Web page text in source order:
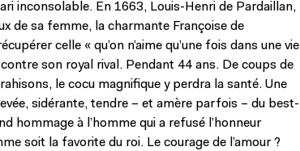
inconsolable. En 1663, Louis-Henri de Pardaillan,
de sa femme, la charmante Françoise de
celle « qu’on n’aime qu’une fois dans une vie
son royal rival. Pendant 44 ans. De coups de
le cocu magnifique y perdra la santé. Une
sidérante, tendre – et amère parfois – du best-
hommage à l’homme qui a refusé l’honneur
soit la favorite du roi. Le courage de l’amour ?